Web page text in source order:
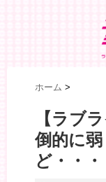
ホーム >
【ラブ
倒的に
ど・・・